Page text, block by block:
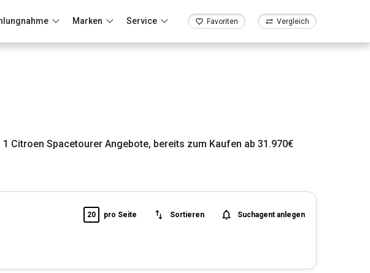
Marken Service Favoriten Vergleich
Citroen Spacetourer Angebote, bereits zum Kaufen ab 31.970€
20 pro Seite Sortieren Suchagent anlegen